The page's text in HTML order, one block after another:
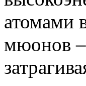
атомами
мюонов –